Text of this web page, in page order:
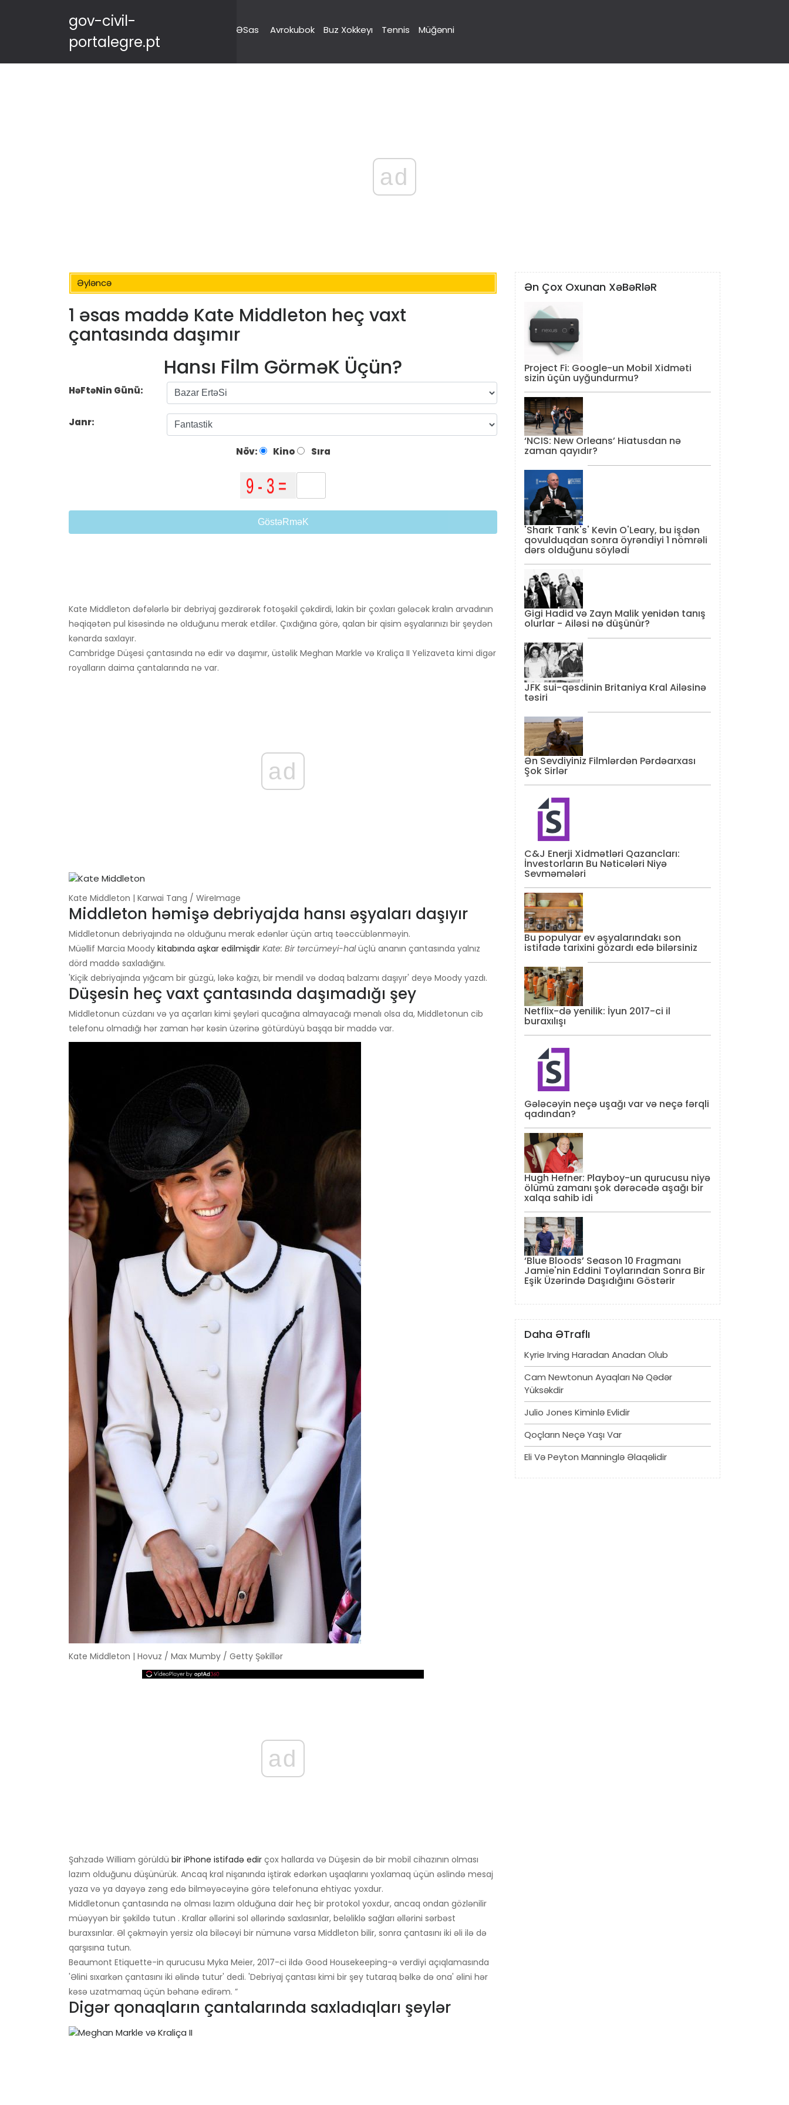
gov-civil-
portalegre.pt
ƏSas Avrokubok Buz Xokkeyı Tennis Müğənni
ad
Əyləncə
1 əsas maddə Kate Middleton heç vaxt
çantasında daşımır
Hansı Film GörməK Üçün?
HəFtəNin Günü:
Janr:
Növ: Kino Sıra
GöstəRməK
Kate Middleton dəfələrlə bir debriyaj gəzdirərək fotoşəkil çəkdirdi, lakin bir çoxları gələcək kralın arvadının
həqiqətən pul kisəsində nə olduğunu merak etdilər. Çıxdığına görə, qalan bir qisim əşyalarınızı bir şeydən
kənarda saxlayır.
Cambridge Düşesi çantasında nə edir və daşımır, üstəlik Meghan Markle və Kraliça II Yelizaveta kimi digər
royalların daima çantalarında nə var.
ad
Kate Middleton | Karwai Tang / WireImage
Middleton həmişə debriyajda hansı əşyaları daşıyır
Middletonun debriyajında ​​nə olduğunu merak edənlər üçün artıq təəccüblənməyin.
Müəllif Marcia Moody kitabında aşkar edilmişdir Kate: Bir tərcümeyi-halüçlü ananın çantasında yalnız
dörd maddə saxladığını.
'Kiçik debriyajında ​​yığcam bir güzgü, ləkə kağızı, bir mendil və dodaq balzamı daşıyır' deyə Moody yazdı.
Düşesin heç vaxt çantasında daşımadığı şey
Middletonun cüzdanı və ya açarları kimi şeyləri qucağına almayacağı mənalı olsa da, Middletonun cib
telefonu olmadığı hər zaman hər kəsin üzərinə götürdüyü başqa bir maddə var.
Kate Middleton | Hovuz / Max Mumby / Getty Şəkillər
ad
Şahzadə William görüldü bir iPhone istifadə edir çox hallarda və Düşesin də bir mobil cihazının olması
lazım olduğunu düşünürük. Ancaq kral nişanında iştirak edərkən uşaqlarını yoxlamaq üçün əslində mesaj
yaza və ya dayəyə zəng edə bilməyəcəyinə görə telefonuna ehtiyac yoxdur.
Middletonun çantasında nə olması lazım olduğuna dair heç bir protokol yoxdur, ancaq ondan gözlənilir
müəyyən bir şəkildə tutun . Krallar əllərini sol əllərində saxlasınlar, beləliklə sağları əllərini sərbəst
buraxsınlar. Əl çəkməyin yersiz ola biləcəyi bir nümunə varsa Middleton bilir, sonra çantasını iki əli ilə də
qarşısına tutun.
Beaumont Etiquette-in qurucusu Myka Meier, 2017-ci ildə Good Housekeeping-ə verdiyi açıqlamasında
'Əlini sıxarkən çantasını iki əlində tutur' dedi. 'Debriyaj çantası kimi bir şey tutaraq bəlkə də ona' əlini hər
kəsə uzatmamaq üçün bəhanə edirəm. ”
Digər qonaqların çantalarında saxladıqları şeylər
Ən Çox Oxunan XəBəRləR
Project Fi: Google-un Mobil Xidməti
sizin üçün uyğundurmu?
‘NCIS: New Orleans’ Hiatusdan nə
zaman qayıdır?
'Shark Tank's' Kevin O'Leary, bu işdən
qovulduqdan sonra öyrəndiyi 1 nömrəli
dərs olduğunu söylədi
Gigi Hadid və Zayn Malik yenidən tanış
olurlar - Ailəsi nə düşünür?
JFK sui-qəsdinin Britaniya Kral Ailəsinə
təsiri
Ən Sevdiyiniz Filmlərdən Pərdəarxası
Şok Sirlər
C&J Enerji Xidmətləri Qazancları:
İnvestorların Bu Nəticələri Niyə
Sevməmələri
Bu populyar ev əşyalarındakı son
istifadə tarixini gözardı edə bilərsiniz
Netflix-də yenilik: İyun 2017-ci il
buraxılışı
Gələcəyin neçə uşağı var və neçə fərqli
qadından?
Hugh Hefner: Playboy-un qurucusu niyə
ölümü zamanı şok dərəcədə aşağı bir
xalqa sahib idi
‘Blue Bloods’ Season 10 Fragmanı
Jamie'nin Eddini Toylarından Sonra Bir
Eşik Üzərində Daşıdığını Göstərir
Daha ƏTraflı
Kyrie Irving Haradan Anadan Olub
Cam Newtonun Ayaqları Nə Qədər
Yüksəkdir
Julio Jones Kiminlə Evlidir
Qoçların Neçə Yaşı Var
Eli Və Peyton Manninglə Əlaqəlidir